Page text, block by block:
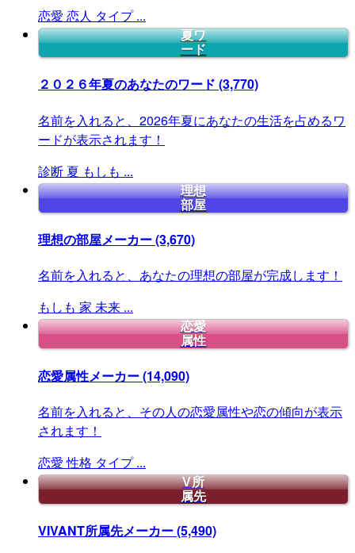
恋愛 恋人 タイプ ...
夏ワ
ード
２０２６年夏のあなたのワード (3,770)
名前を入れると、2026年夏にあなたの生活を占めるワ
ードが表示されます！
診断 夏 もしも ...
理想
部屋
理想の部屋メーカー(3,670)
名前を入れると、あなたの理想の部屋が完成します！
もしも 家 未来 ...
恋愛
属性
恋愛属性メーカー(14,090)
名前を入れると、その人の恋愛属性や恋の傾向が表示
されます！
恋愛 性格 タイプ ...
V所
属先
VIVANT所属先メーカー(5,490)